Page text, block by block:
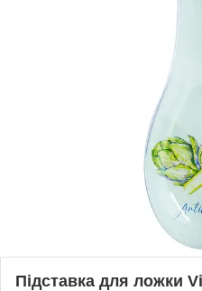
Підставка для ложки